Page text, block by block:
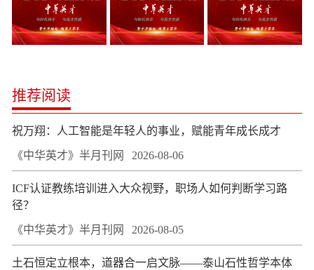
推荐阅读
祝万翔：人工智能是年轻人的事业，赋能青年成长成才
《中华英才》半月刊网 2026-08-06
ICF认证教练培训进入大众视野，职场人如何判断学习路
径？
《中华英才》半月刊网 2026-08-05
土石恒定立根本，道器合一启文脉——泰山石性哲学本体